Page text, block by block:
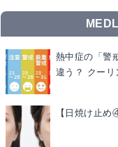
熱中症の「警
違う？ クーリ
【日焼け止